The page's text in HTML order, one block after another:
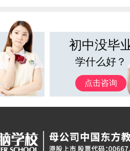
初中没毕
学什么好？
点击咨询